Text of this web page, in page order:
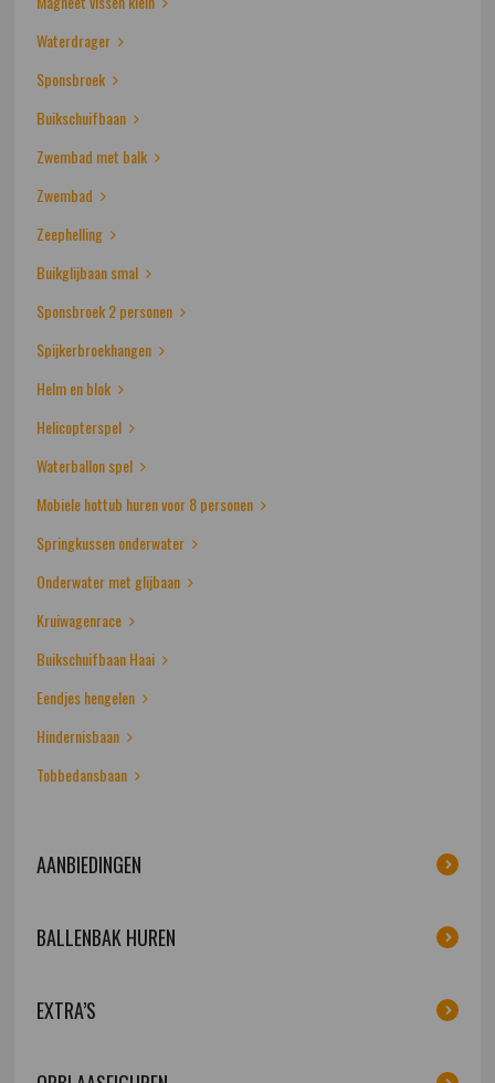
Waterdrager
Sponsbroek
Buikschuifbaan
Zwembad met balk
Zwembad
Zeephelling
Buikglijbaan smal
Sponsbroek 2 personen
Spijkerbroekhangen
Helm en blok
Helicopterspel
Waterballon spel
Mobiele hottub huren voor 8 personen
Springkussen onderwater
Onderwater met glijbaan
Kruiwagenrace
Buikschuifbaan Haai
Eendjes hengelen
Hindernisbaan
Tobbedansbaan
AANBIEDINGEN
BALLENBAK HUREN
EXTRA’S